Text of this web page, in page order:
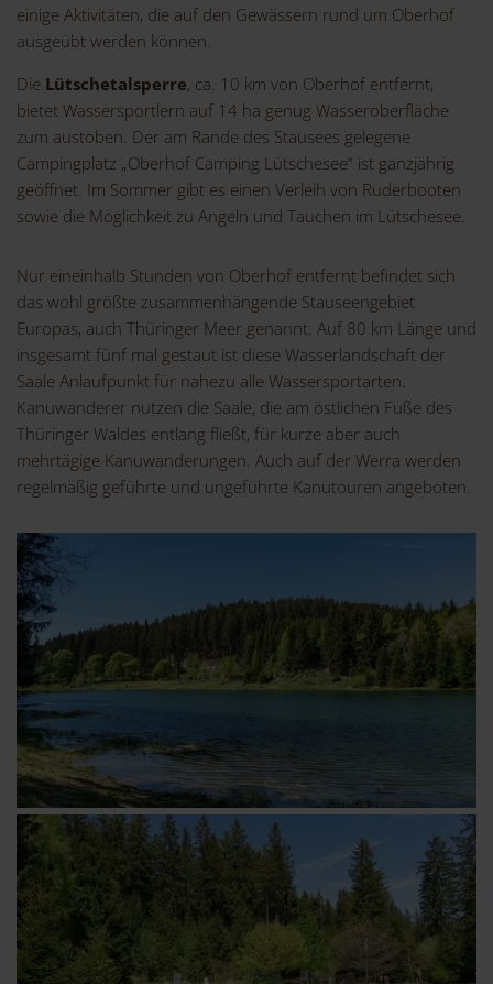
einige Aktivitäten, die auf den Gewässern rund um Oberhof
ausgeübt werden können.
Die Lütschetalsperre, ca. 10 km von Oberhof entfernt,
bietet Wassersportlern auf 14 ha genug Wasseroberfläche
zum austoben. Der am Rande des Stausees gelegene
Campingplatz „Oberhof Camping Lütschesee“ ist ganzjährig
geöffnet. Im Sommer gibt es einen Verleih von Ruderbooten
sowie die Möglichkeit zu Angeln und Tauchen im Lütschesee.
Nur eineinhalb Stunden von Oberhof entfernt befindet sich
das wohl größte zusammenhängende Stauseengebiet
Europas, auch Thüringer Meer genannt. Auf 80 km Länge und
insgesamt fünf mal gestaut ist diese Wasserlandschaft der
Saale Anlaufpunkt für nahezu alle Wassersportarten.
Kanuwanderer nutzen die Saale, die am östlichen Fuße des
Thüringer Waldes entlang fließt, für kurze aber auch
mehrtägige Kanuwanderungen. Auch auf der Werra werden
regelmäßig geführte und ungeführte Kanutouren angeboten.